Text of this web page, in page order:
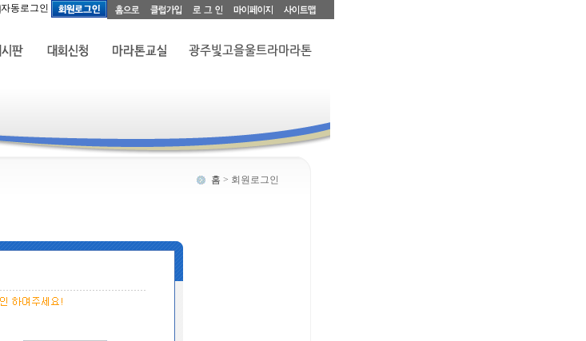
자동로그인
홈 > 회원로그인